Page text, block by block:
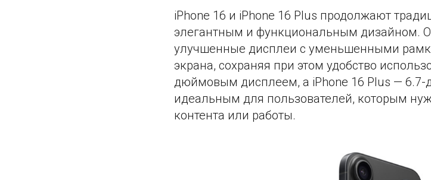
iPhone 16 и iPhone 16 Plus продолжают
элегантным и функциональным дизайном.
улучшенные дисплеи с уменьшенными
экрана, сохраняя при этом удобство
дюймовым дисплеем, а iPhone 16 Plus — 6.7-
идеальным для пользователей, которым
контента или работы.